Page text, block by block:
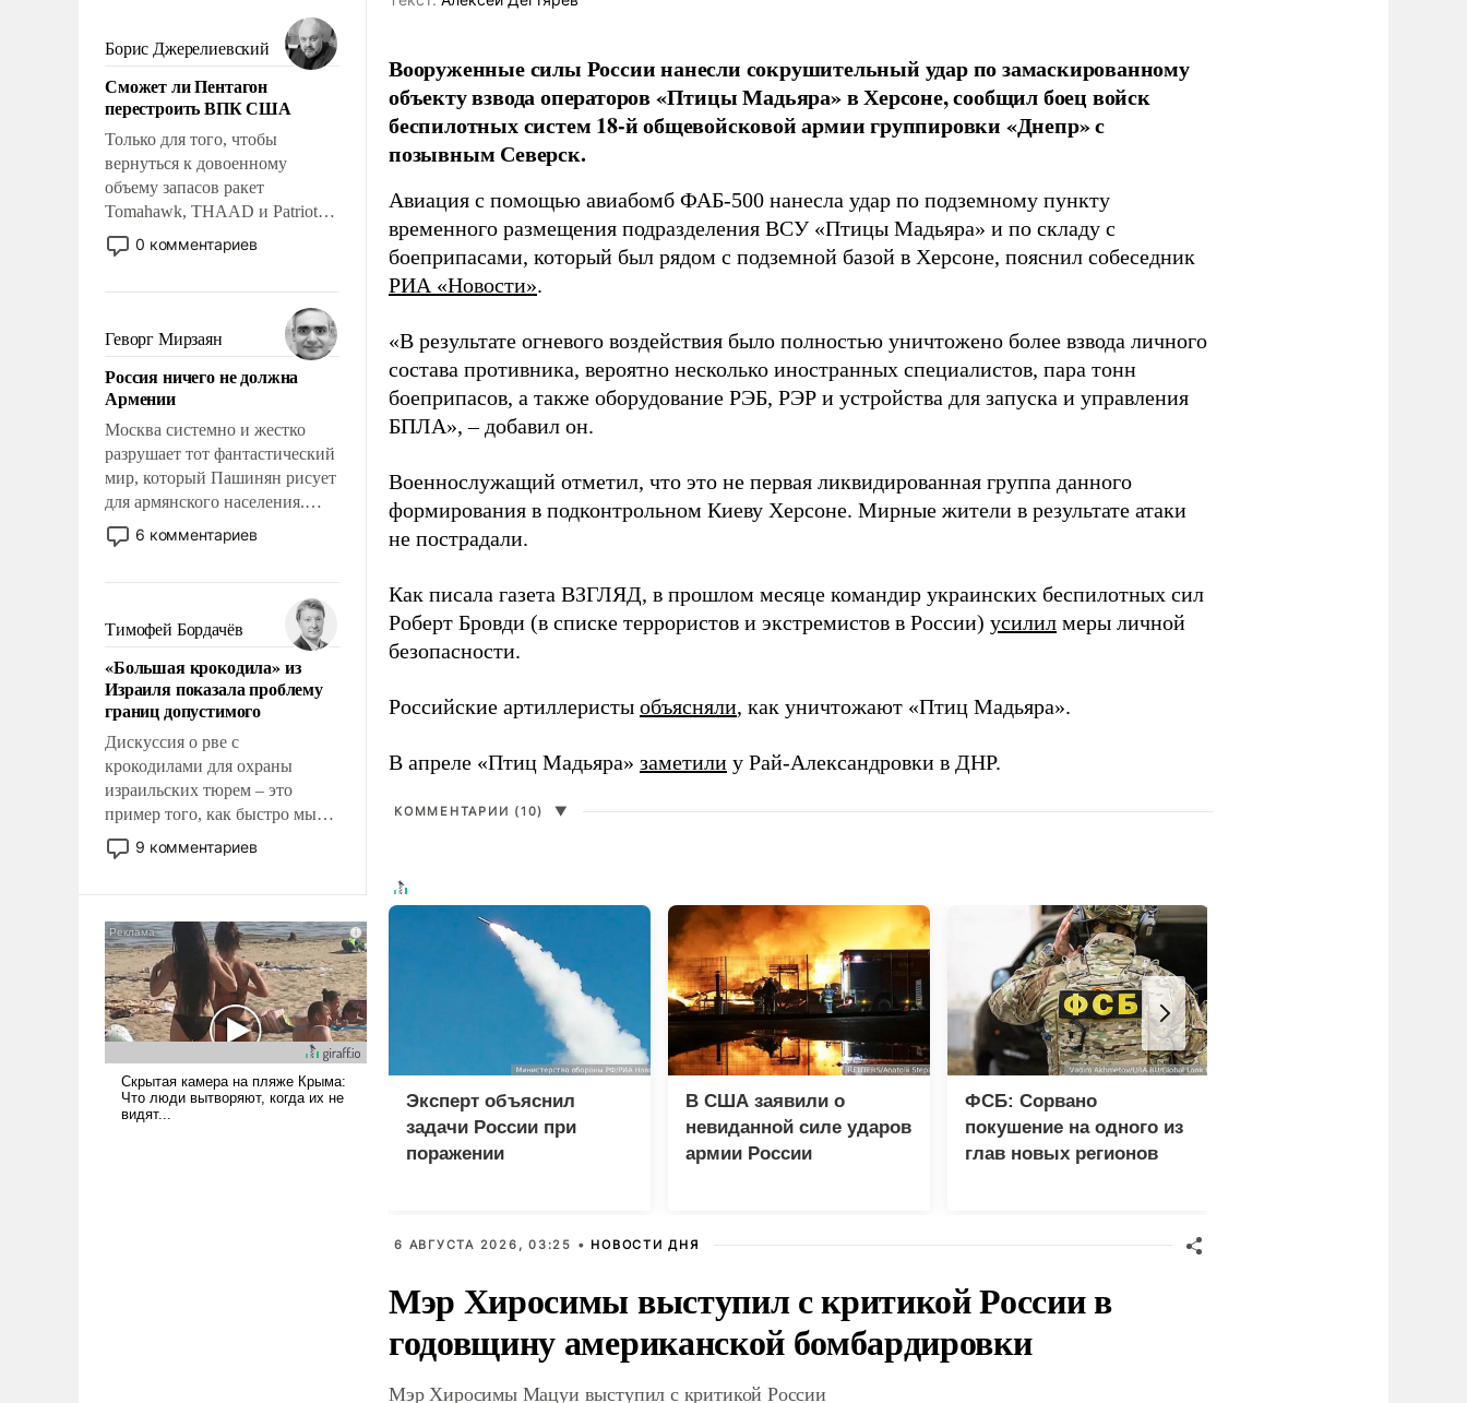
Борис Джерелиевский
Сможет ли Пентагон
перестроить ВПК США
Только для того, чтобы
вернуться к довоенному
объему запасов ракет
Tomahawk, THAAD и Patriot
США потребуется более трех
лет. Даже небольшая война с
Сложившаяся ситуация
означает многолетний период
уязвимости США, например,
перед Китаем.
0 комментариев
Геворг Мирзаян
Россия ничего не должна
Армении
Москва системно и жестко
разрушает тот фантастический
мир, который Пашинян рисует
для армянского населения.
Мир, где этому населению все
должны просто по
политические прожекты будут
беспрекословно оплачиваться
за счет российских
налогоплательщиков и где за
свои поступки не нужно
отвечать.
6 комментариев
Тимофей Бордачёв
«Большая крокодила» из
Израиля показала проблему
границ допустимого
Дискуссия о рве с
крокодилами для охраны
израильских тюрем – это
пример того, как быстро мы
двигаемся по пути
революционных изменений.
псевдонаучной фантастики,
стало всерьез обсуждаемой
идеей.
9 комментариев
Вооруженные силы России нанесли сокрушительный удар по замаскированному
объекту взвода операторов «Птицы Мадьяра» в Херсоне, сообщил боец войск
беспилотных систем 18-й общевойсковой армии группировки «Днепр» с
позывным Северск.
Авиация с помощью авиабомб ФАБ-500 нанесла удар по подземному пункту
временного размещения подразделения ВСУ «Птицы Мадьяра» и по складу с
боеприпасами, который был рядом с подземной базой в Херсоне, пояснил собеседник
РИА «Новости».
«В результате огневого воздействия было полностью уничтожено более взвода личного
состава противника, вероятно несколько иностранных специалистов, пара тонн
боеприпасов, а также оборудование РЭБ, РЭР и устройства для запуска и управления
БПЛА», – добавил он.
Военнослужащий отметил, что это не первая ликвидированная группа данного
формирования в подконтрольном Киеву Херсоне. Мирные жители в результате атаки
не пострадали.
Как писала газета ВЗГЛЯД, в прошлом месяце командир украинских беспилотных сил
Роберт Бровди (в списке террористов и экстремистов в России) усилил меры личной
безопасности.
Российские артиллеристы объясняли, как уничтожают «Птиц Мадьяра».
В апреле «Птиц Мадьяра» заметили у Рай-Александровки в ДНР.
КОММЕНТАРИИ (10) ▼
Эксперт объяснил
задачи России при
поражении
В США заявили о
невиданной силе ударов
армии России
ФСБ: Сорвано
покушение на одного из
глав новых регионов
6 АВГУСТА 2026, 03:25 • НОВОСТИ ДНЯ
Мэр Хиросимы выступил с критикой России в
годовщину американской бомбардировки
Мэр Хиросимы Мацуи выступил с критикой России